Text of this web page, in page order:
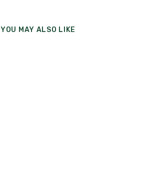
YOU MAY ALSO LIKE